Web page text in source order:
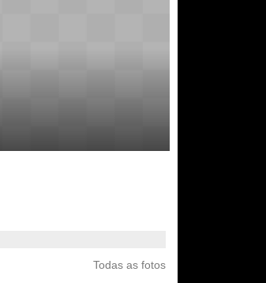
Todas as fotos